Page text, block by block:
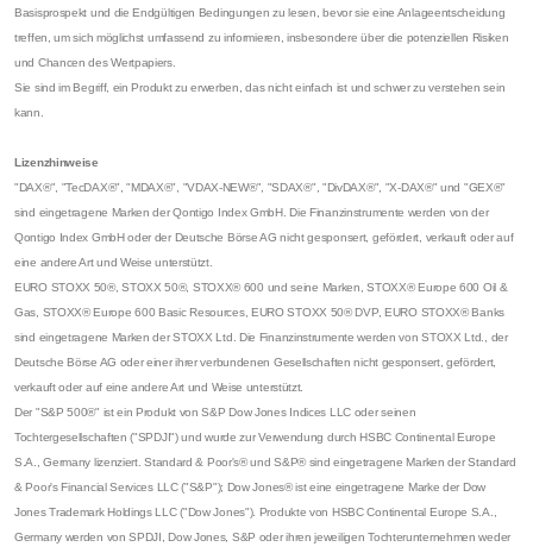
Basisprospekt und die Endgültigen Bedingungen zu lesen, bevor sie eine Anlageentscheidung
treffen, um sich möglichst umfassend zu informieren, insbesondere über die potenziellen Risiken
und Chancen des Wertpapiers.
Sie sind im Begriff, ein Produkt zu erwerben, das nicht einfach ist und schwer zu verstehen sein
kann.
Lizenzhinweise
"DAX®", "TecDAX®", "MDAX®", "VDAX-NEW®", "SDAX®", "DivDAX®", "X-DAX®" und "GEX®"
sind eingetragene Marken der Qontigo Index GmbH. Die Finanzinstrumente werden von der
Qontigo Index GmbH oder der Deutsche Börse AG nicht gesponsert, gefördert, verkauft oder auf
eine andere Art und Weise unterstützt.
EURO STOXX 50®, STOXX 50®, STOXX® 600 und seine Marken, STOXX® Europe 600 Oil &
Gas, STOXX® Europe 600 Basic Resources, EURO STOXX 50® DVP, EURO STOXX® Banks
sind eingetragene Marken der STOXX Ltd. Die Finanzinstrumente werden von STOXX Ltd., der
Deutsche Börse AG oder einer ihrer verbundenen Gesellschaften nicht gesponsert, gefördert,
verkauft oder auf eine andere Art und Weise unterstützt.
Der "S&P 500®" ist ein Produkt von S&P Dow Jones Indices LLC oder seinen
Tochtergesellschaften ("SPDJI") und wurde zur Verwendung durch HSBC Continental Europe
S.A., Germany lizenziert. Standard & Poor's® und S&P® sind eingetragene Marken der Standard
& Poor's Financial Services LLC ("S&P"); Dow Jones® ist eine eingetragene Marke der Dow
Jones Trademark Holdings LLC ("Dow Jones"). Produkte von HSBC Continental Europe S.A.,
Germany werden von SPDJI, Dow Jones, S&P oder ihren jeweiligen Tochterunternehmen weder